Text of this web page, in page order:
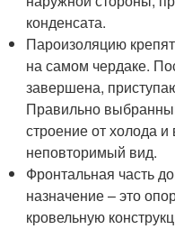
конденсата.
Пароизоляцию
на самом чердаке.
завершена,
Правильно
строение от холода
неповторимый вид.
Фронтальная часть
назначение – это
кровельную